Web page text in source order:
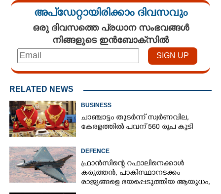
അപ്ഡേറ്റായിരിക്കാം ദിവസവും
ഒരു ദിവസത്തെ പ്രധാന സംഭവങ്ങൾ
നിങ്ങളുടെ ഇൻബോക്സിൽ
RELATED NEWS
BUSINESS
ചാഞ്ചാട്ടം തുടർന്ന് സ്വർണവില,
കേരളത്തിൽ പവന് 560 രൂപ കൂടി
DEFENCE
ഫ്രാൻസിന്റെ റഫാലിനെക്കാൾ
കരുത്തൻ,​ പാകിസ്ഥാനടക്കം
രാജ്യങ്ങളെ ഭയപ്പെടുത്തിയ ആയുധം,​
Share this link